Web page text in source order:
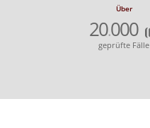
Über
20.000
geprüfte Fälle